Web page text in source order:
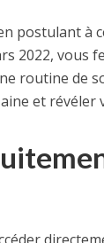
postulant à
2022, vous
routine de
et révéler